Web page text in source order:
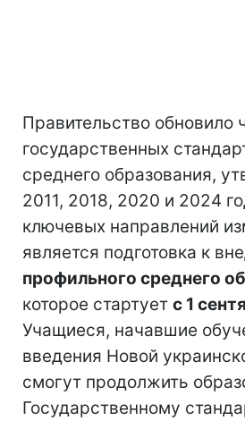
Правительство обновило
государственных
среднего образования,
2011, 2018, 2020 и 2024
ключевых направлений
является подготовка к
профильного среднего
которое стартует с 1
Учащиеся, начавшие
введения Новой
смогут продолжить
Государственному